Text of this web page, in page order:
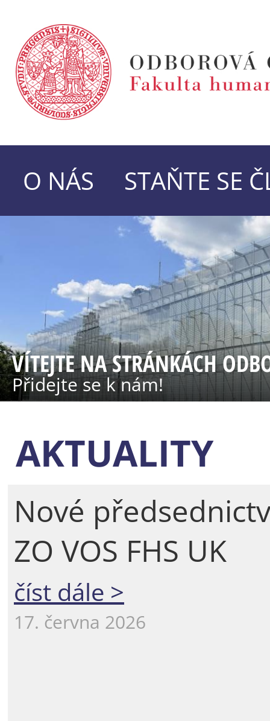
O NÁS STAŇTE SE
VÍTEJTE NA STRÁNKÁCH
Přidejte se k nám!
AKTUALITY
Nové
ZO VOS FHS UK
číst dále >
17. června 2026